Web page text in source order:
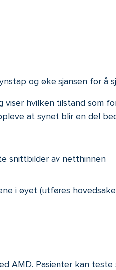
og øke sjansen for å
hvilken tilstand som
at synet blir en del
snittbilder av netthinnen
i øyet (utføres
AMD. Pasienter kan